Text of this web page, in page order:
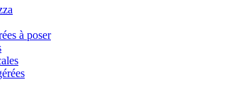
à poser